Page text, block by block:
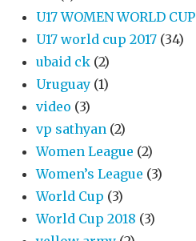
U17 WOMEN WORLD CUP
U17 world cup 2017 (34)
ubaid ck (2)
Uruguay (1)
video (3)
vp sathyan (2)
Women League (2)
Women’s League (3)
World Cup (3)
World Cup 2018 (3)